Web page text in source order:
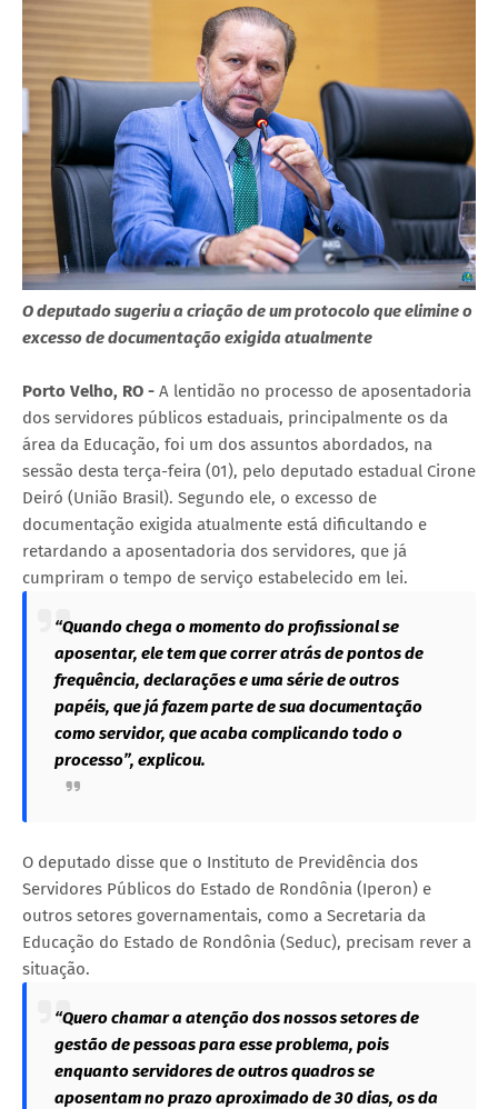
O deputado sugeriu a criação de um protocolo que elimine o
excesso de documentação exigida atualmente
Porto Velho, RO - A lentidão no processo de aposentadoria
dos servidores públicos estaduais, principalmente os da
área da Educação, foi um dos assuntos abordados, na
sessão desta terça-feira (01), pelo deputado estadual Cirone
Deiró (União Brasil). Segundo ele, o excesso de
documentação exigida atualmente está dificultando e
retardando a aposentadoria dos servidores, que já
cumpriram o tempo de serviço estabelecido em lei.
“Quando chega o momento do profissional se
aposentar, ele tem que correr atrás de pontos de
frequência, declarações e uma série de outros
papéis, que já fazem parte de sua documentação
como servidor, que acaba complicando todo o
processo”, explicou.
O deputado disse que o Instituto de Previdência dos
Servidores Públicos do Estado de Rondônia (Iperon) e
outros setores governamentais, como a Secretaria da
Educação do Estado de Rondônia (Seduc), precisam rever a
situação.
“Quero chamar a atenção dos nossos setores de
gestão de pessoas para esse problema, pois
enquanto servidores de outros quadros se
aposentam no prazo aproximado de 30 dias, os da